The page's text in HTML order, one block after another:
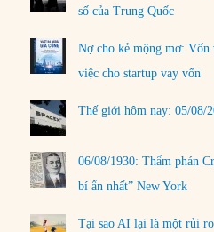
số của Trung Quốc
Nợ cho kẻ mộng mơ: Vốn
việc cho startup vay vốn
Thế giới hôm nay: 05/08/
06/08/1930: Thẩm phán
bí ẩn nhất” New York
Tại sao AI lại là một rủi